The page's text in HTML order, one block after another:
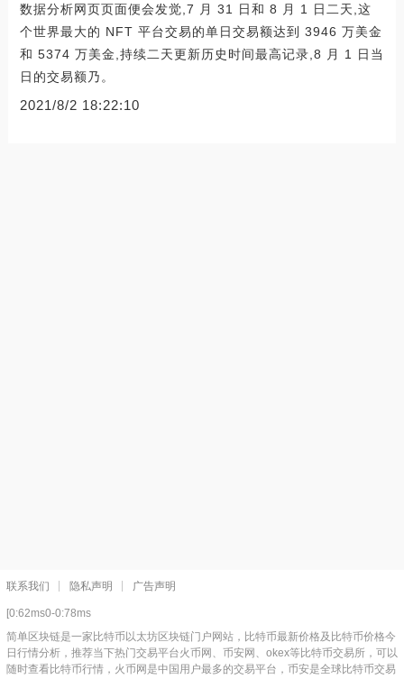
数据分析网页页面便会发觉,7 月 31 日和 8 月 1 日二天,这
个世界最大的 NFT 平台交易的单日交易额达到 3946 万美金
和 5374 万美金,持续二天更新历史时间最高记录,8 月 1 日当
日的交易额乃。
2021/8/2 18:22:10
联系我们 隐私声明 广告声明
[0:62ms0-0:78ms
简单区块链是一家比特币以太坊区块链门户网站，比特币最新价格及比特币价格今
日行情分析，推荐当下热门交易平台火币网、币安网、okex等比特币交易所，可以
随时查看比特币行情，火币网是中国用户最多的交易平台，币安是全球比特币交易